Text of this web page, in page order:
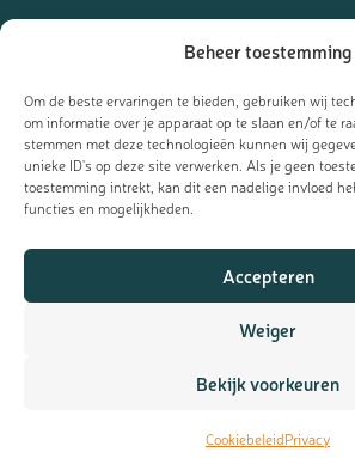
Beheer toestemming
Om de beste ervaringen te bieden, gebruiken wij
om informatie over je apparaat op te slaan en/of te
stemmen met deze technologieën kunnen wij
unieke ID's op deze site verwerken. Als je geen
toestemming intrekt, kan dit een nadelige invloed
functies en mogelijkheden.
Accepteren
Weiger
Bekijk voorkeuren
CookiebeleidPrivacy
123bedankt.nl is een onderdeel van
Meld je aan voor de
Ontvang de laatste updates, nieuws en